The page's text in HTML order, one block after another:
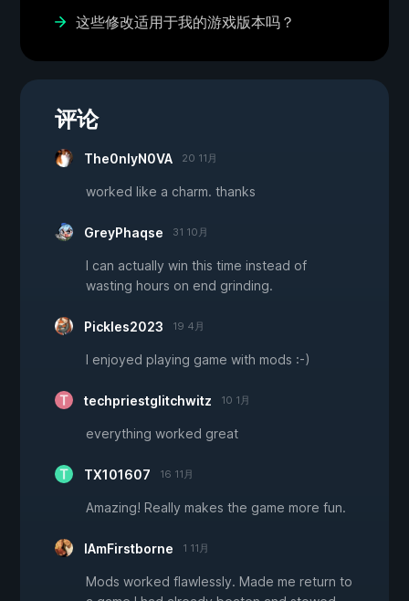
这些修改适用于我的游戏版本吗？
评论
The0nlyN0VA 20 11月
worked like a charm. thanks
GreyPhaqse 31 10月
I can actually win this time instead of
wasting hours on end grinding.
Pickles2023 19 4月
I enjoyed playing game with mods :-)
techpriestglitchwitz 10 1月
everything worked great
TX101607 16 11月
Amazing! Really makes the game more fun.
IAmFirstborne 1 11月
Mods worked flawlessly. Made me return to